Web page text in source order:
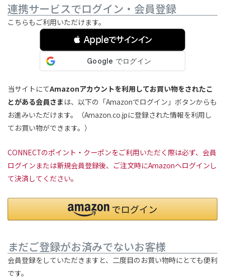
連携サービスでログイン・会員登録
こちらもご利用いただけます。
 Appleでサインイン
当サイトにてAmazonアカウントを利用してお買い物をされたこ
とがある会員さま は、以下の「Amazonでログイン」ボタンからも
お進みいただけます。（Amazon.co.jpに登録された情報を利用し
てお買い物ができます。）
CONNECTのポイント・クーポンをご利用いただく際は必ず、会員
ログインまたは新規会員登録後、ご注文時にAmazonへログインし
て決済してください。
まだご登録がお済みでないお客様
会員登録をしていただきますと、二度目のお買い物時にとても便利
です。